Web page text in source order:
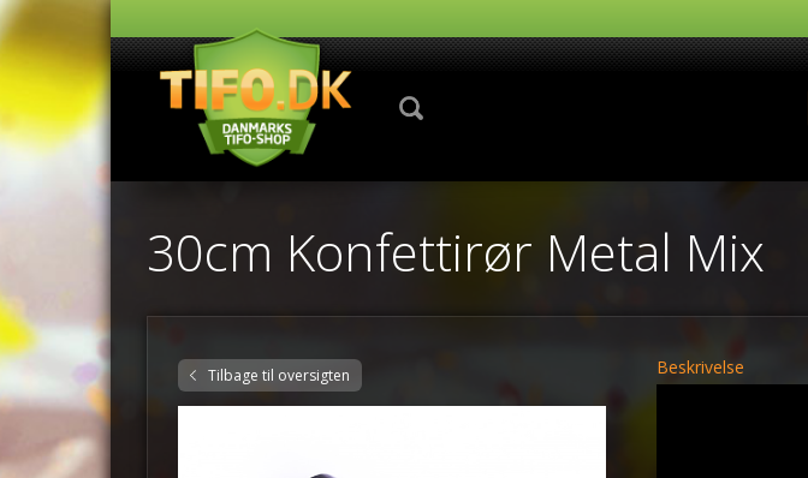
30cm Konfettirør Metal Mix
Tilbage til oversigten Beskrivelse